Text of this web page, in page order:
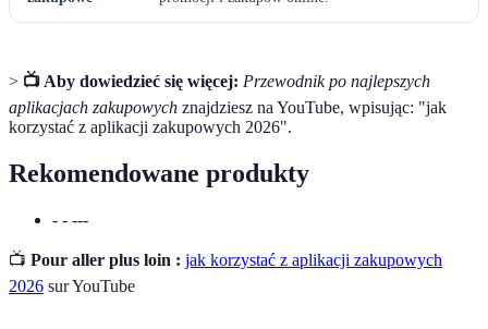
> 📺 Aby dowiedzieć się więcej: Przewodnik po najlepszych
aplikacjach zakupowych znajdziesz na YouTube, wpisując: "jak
korzystać z aplikacji zakupowych 2026".
Rekomendowane produkty
- - ---
📺 Pour aller plus loin : jak korzystać z aplikacji zakupowych
2026 sur YouTube